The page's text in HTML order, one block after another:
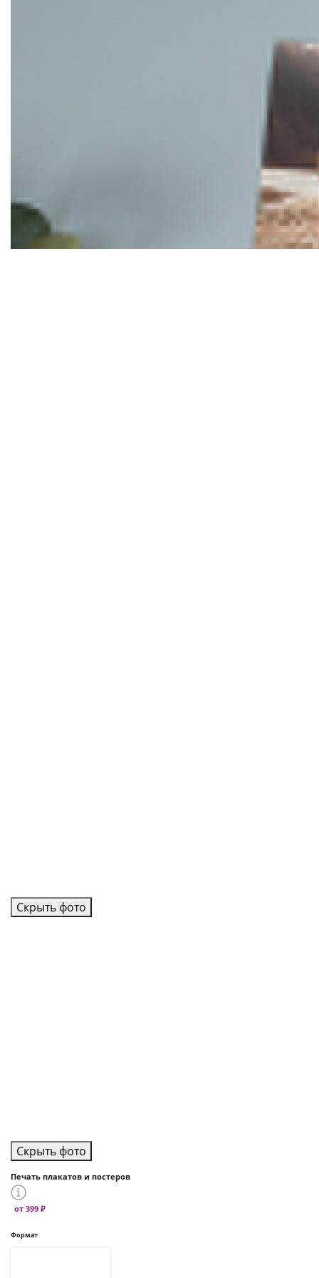
Скрыть фото
Скрыть фото
Печать плакатов и постеров
от 399 ₽
Формат